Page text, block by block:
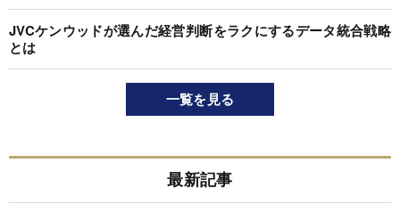
JVCケンウッドが選んだ経営判断をラクにするデータ統合戦略
とは
一覧を見る
最新記事